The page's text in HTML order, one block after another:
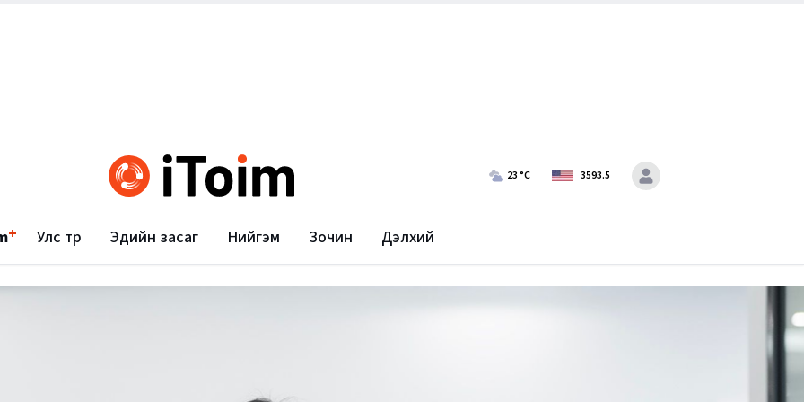
23°C 3593.5
+ Улс төр Эдийн засаг Нийгэм Зочин Дэлхий